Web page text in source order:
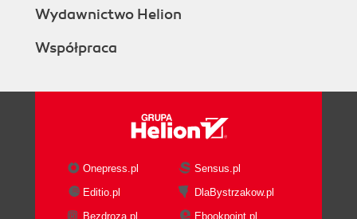
Wydawnictwo Helion
Współpraca
Onepress.pl
Sensus.pl
Editio.pl
DlaBystrzakow.pl
Bezdroza.pl
Ebookpoint.pl